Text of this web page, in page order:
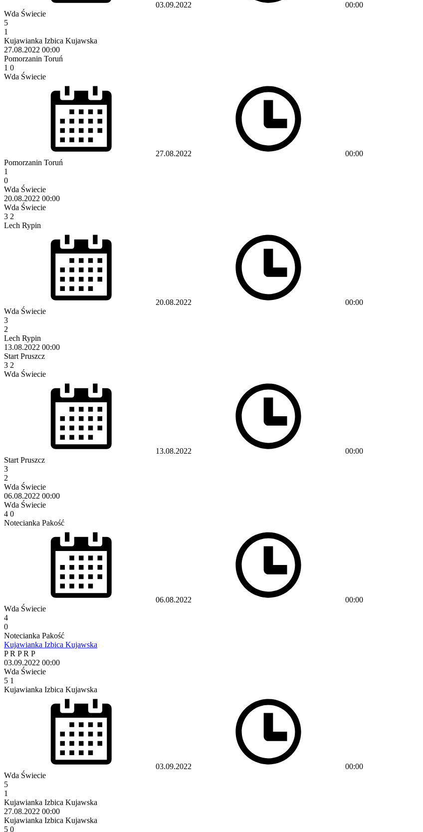
03.09.2022
00:00
Wda Świecie
5
1
Kujawianka Izbica Kujawska
27.08.2022 00:00
Pomorzanin Toruń
1 0
Wda Świecie
27.08.2022
00:00
Pomorzanin Toruń
1
0
Wda Świecie
20.08.2022 00:00
Wda Świecie
3 2
Lech Rypin
20.08.2022
00:00
Wda Świecie
3
2
Lech Rypin
13.08.2022 00:00
Start Pruszcz
3 2
Wda Świecie
13.08.2022
00:00
Start Pruszcz
3
2
Wda Świecie
06.08.2022 00:00
Wda Świecie
4 0
Notecianka Pakość
06.08.2022
00:00
Wda Świecie
4
0
Notecianka Pakość
Kujawianka Izbica Kujawska
PR PR P
03.09.2022 00:00
Wda Świecie
5 1
Kujawianka Izbica Kujawska
03.09.2022
00:00
Wda Świecie
5
1
Kujawianka Izbica Kujawska
27.08.2022 00:00
Kujawianka Izbica Kujawska
5 0